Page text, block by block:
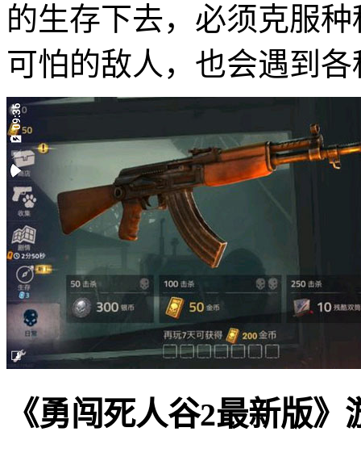
的生存下去，必须克服
可怕的敌人，也会遇到
《勇闯死人谷2最新版